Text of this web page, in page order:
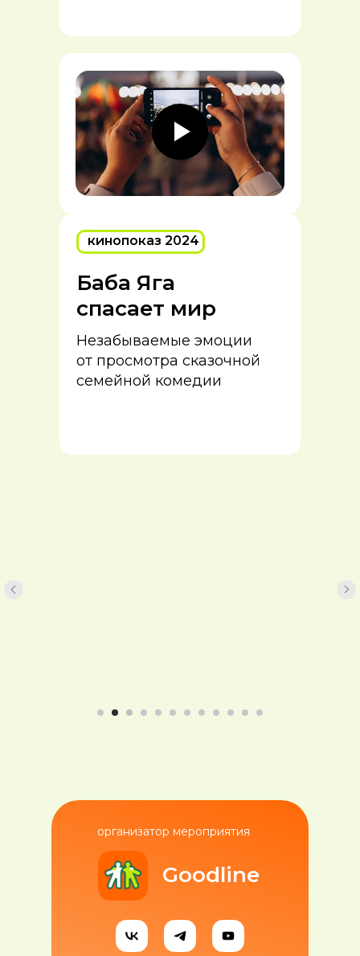
Баба Яга
спасает мир
Незабываемые эмоции
от просмотра сказочной
семейной комедии
кинопоказ 2024
Goodline
организатор мероприятия